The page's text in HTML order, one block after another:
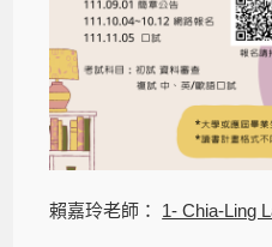
賴嘉玲老師： 1- Chia-Ling